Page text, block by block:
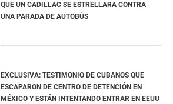
QUE UN CADILLAC SE ESTRELLARA CONTRA
UNA PARADA DE AUTOBÚS
EXCLUSIVA: TESTIMONIO DE CUBANOS QUE
ESCAPARON DE CENTRO DE DETENCIÓN EN
MÉXICO Y ESTÁN INTENTANDO ENTRAR EN EEUU